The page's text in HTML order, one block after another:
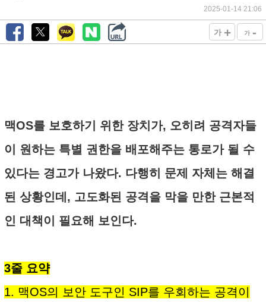
2025-01-14 21:06
가 + 가 -
맥OS를 보호하기 위한 장치가, 오히려 공격자들
이 원하는 특별 권한을 배포해주는 통로가 될 수
있다는 경고가 나왔다. 다행히 문제 자체는 해결
된 상황인데, 고도화된 공격을 막을 만한 근본적
인 대책이 필요해 보인다.
3줄 요약
1. 맥OS의 보안 도구인 SIP를 우회하는 공격이